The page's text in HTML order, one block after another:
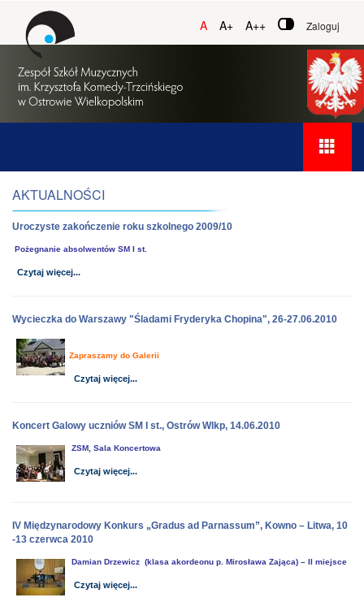
A A+ A++ Zaloguj
AKTUALNOŚCI
Uroczyste zakończenie roku szkolnego 2009/10
Pożegnanie absolwentów SM I st.
Czytaj więcej...
Wycieczka do Warszawy "Śladami Fryderyka Chopina", 26-27.06.2010
Zapraszamy do Galerii
Czytaj więcej...
Koncert Galowy uczniów SM I st., Ostrów Wlkp, 14.06.2010
ZSM, Sala Koncertowa
Czytaj więcej...
IV Międzynarodowy Konkurs „Gradus ad Parnassum”, Kowno – Litwa, 10
-13 czerwca 2010
Damian Drzewicz (klasa akordeonu p. Mirosława Zająca) – II miejsce
Czytaj więcej...